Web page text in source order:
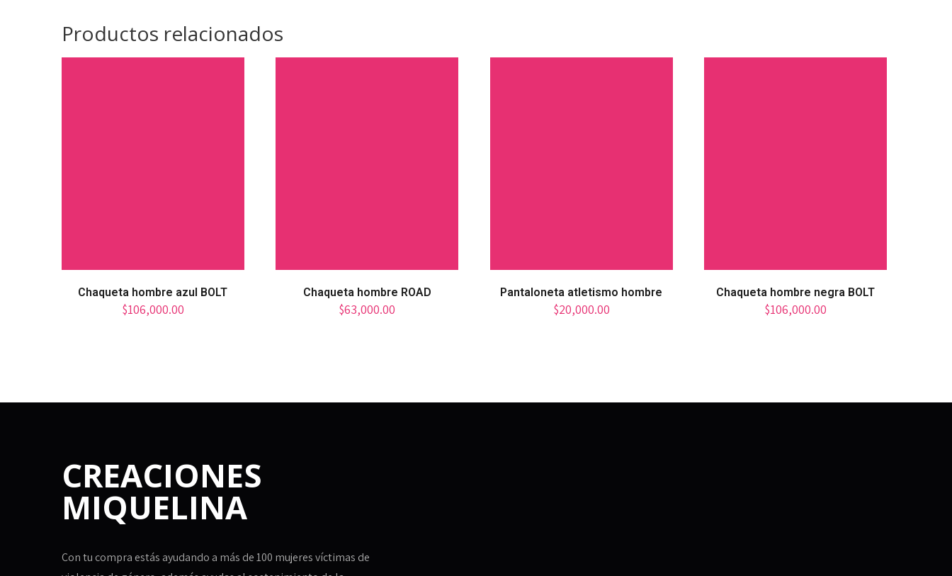
Productos relacionados
Chaqueta hombre azul BOLT
$106,000.00
Chaqueta hombre ROAD
$63,000.00
Pantaloneta atletismo hombre
$20,000.00
Chaqueta hombre negra BOLT
$106,000.00
CREACIONES
MIQUELINA
Con tu compra estás ayudando a más de 100 mujeres víctimas de